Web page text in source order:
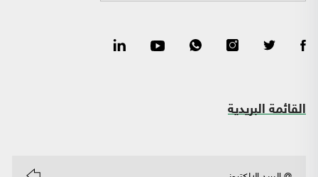
القائمة البريدية